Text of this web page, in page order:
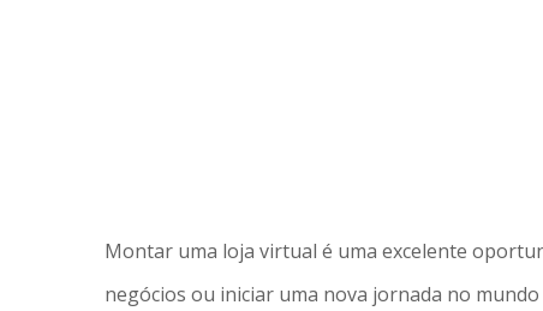
Montar uma loja virtual é uma excelente
negócios ou iniciar uma nova jornada no